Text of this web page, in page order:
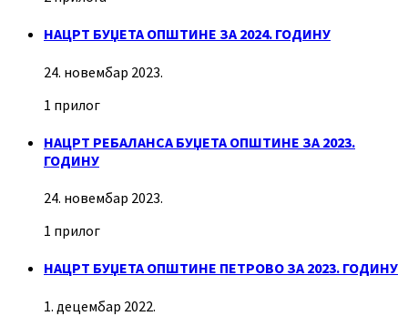
НАЦРТ БУЏЕТА ОПШТИНЕ ЗА 2024. ГОДИНУ
24. новембар 2023.
1 прилог
НАЦРТ РЕБАЛАНСА БУЏЕТА ОПШТИНЕ ЗА 2023.
ГОДИНУ
24. новембар 2023.
1 прилог
НАЦРТ БУЏЕТА ОПШТИНЕ ПЕТРОВО ЗА 2023. ГОДИНУ
1. децембар 2022.